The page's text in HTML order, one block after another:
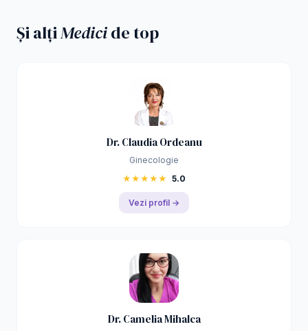
Și alțiMedicide top
Dr. Claudia Ordeanu
Ginecologie
★★★★★ 5.0
Vezi profil →
Dr. Camelia Mihalca